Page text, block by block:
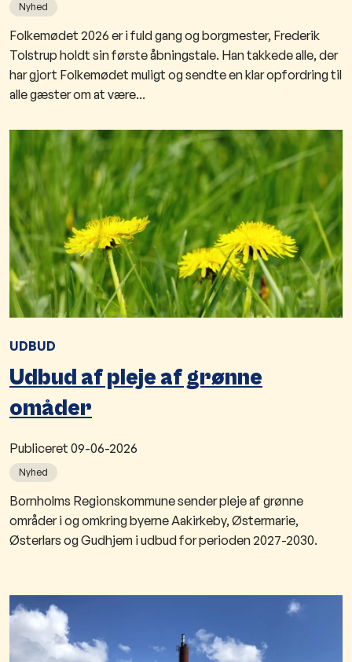
Nyhed
Folkemødet 2026 er i fuld gang og borgmester, Frederik
Tolstrup holdt sin første åbningstale. Han takkede alle, der
har gjort Folkemødet muligt og sendte en klar opfordring til
alle gæster om at være...
UDBUD
Udbud af pleje af grønne
omåder
Publiceret 09-06-2026
Nyhed
Bornholms Regionskommune sender pleje af grønne
områder i og omkring byerne Aakirkeby, Østermarie,
Østerlars og Gudhjem i udbud for perioden 2027-2030.